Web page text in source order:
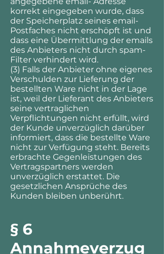
korrekt eingegeben wurde, dass
der Speicherplatz seines email-
Postfaches nicht erschöpft ist und
dass eine Übermittlung der emails
des Anbieters nicht durch spam-
Filter verhindert wird.
(3) Falls der Anbieter ohne eigenes
Verschulden zur Lieferung der
bestellten Ware nicht in der Lage
ist, weil der Lieferant des Anbieters
seine vertraglichen
Verpflichtungen nicht erfüllt, wird
der Kunde unverzüglich darüber
informiert, dass die bestellte Ware
nicht zur Verfügung steht. Bereits
erbrachte Gegenleistungen des
Vertragspartners werden
unverzüglich erstattet. Die
gesetzlichen Ansprüche des
Kunden bleiben unberührt.
§ 6
Annahmeverzug